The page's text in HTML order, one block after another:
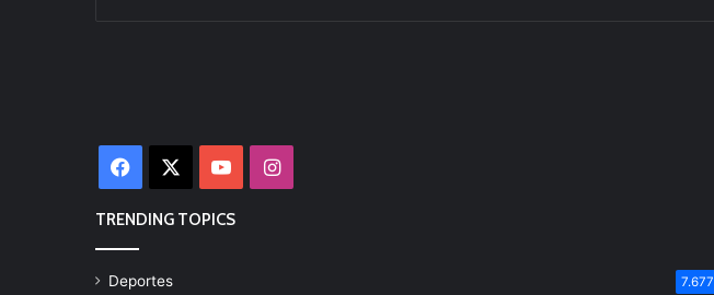
Facebook YouTubeInstagram
TRENDING TOPICS
Deportes 7.677